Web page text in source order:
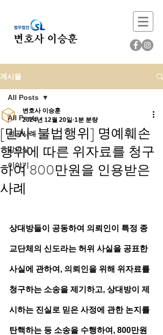
게시물
All Posts
성공사례
강의실
이야기
All Posts
[민사-불법행위] 명예훼손
행위에 따른 위자료를 청구
하여 800만원을 인용받은
사례
변호사 이승훈
2024년 12월 20일 1분 분량
상대방들이 공동하여 의뢰인이 특정 종
교단체의 신도라는 허위 사실을 공표한
사실에 관하여, 의뢰인을 위해 위자료를
청구하는 소송을 제기하고, 상대방이 제
시하는 진실로 믿은 사정에 관한 논지를
탄핵하는 등 소송을 수행하여, 800만원